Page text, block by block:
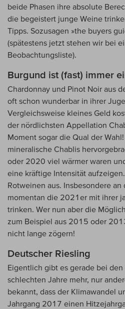
beide Phasen ihre absolute
die begeistert junge Weine
Tipps. Sozusagen »the buyers
(spätestens jetzt stehen wir bei
Beobachtungsliste).
Burgund ist (fast) immer
Chardonnay und Pinot Noir aus
oft schon wunderbar in ihrer
Vergleichsweise kleines Geld
der nördlichsten Appellation
Moment sogar die Qual der
mineralische Chablis
oder 2020 viel wärmer waren
eine kräftige Intensität
Rotweinen aus. Insbesondere an
momentan die 2021er mit ihrer
trinken. Wer nun aber die
zum Beispiel aus 2015 oder
nicht lange zögern!
Deutscher Riesling
Eigentlich gibt es gerade bei
schlechten Jahre mehr, nur
bekannt, dass der Klimawandel
Jahrgang 2017 einen